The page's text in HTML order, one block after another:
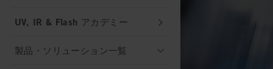
UV, IR & Flash アカデミー
製品・ソリューション一覧